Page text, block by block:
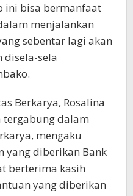
ini bisa bermanfaat
menjalankan
sebentar lagi akan
disela-sela
Berkarya, Rosalina
tergabung dalam
mengaku
yang diberikan Bank
berterima kasih
yang diberikan